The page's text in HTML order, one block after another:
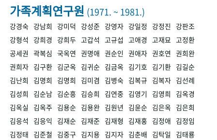
VR 역사관
가족계획연구원 (1971. ~ 1981.)
강경숙 강남희 강미덕 강성준 강영자 강일정 강정진
강판조
강형석
강희경 강희두 고갑석 고규섭 고애경 고재묘 고정환
공세권 곽복심 국옥연 권명애 권순인 권애자 권호연 권희완
권희자 김구환 김군옥 김귀순 김금옥 김기호 김기환 김길순
김난희
김명희 김명희 김미겸 김병숙 김복규 김복자 김선례
김성희
김순남 김순흥 김승희 김연중 김영기 김영희
김옥경
김옥실
김옥주 김용순 김용완 김원년 김윤순 김은옥 김은희
김응석
김응익 김재순 김재준 김재형 김재홍 김정애 김정임
김정태 김준철 김중구 김지용 김지자 김춘배 김탁일
김태룡